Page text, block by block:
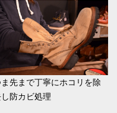
先まで丁寧にホコリを除
防カビ処理